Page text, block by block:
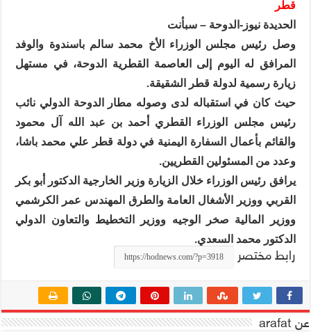
قطر
الحديدة نيوز-الدوحة – سبأنت
وصل رئيس مجلس الوزراء الأخ محمد سالم باسندوة والوفد
المرافق له اليوم إلى العاصمة القطرية الدوحة، في مستهل
زيارة رسمية لدولة قطر الشقيقة.
حيث كان في استقباله لدى وصوله مطار الدوحة الدولي نائب
رئيس مجلس الوزراء القطري أحمد بن عبد الله آل محمود
والقائم بأعمال السفارة اليمنية في دولة قطر علي محمد باشا،
وعدد من المسئولين القطريين.
يرافق رئيس الوزراء خلال الزيارة وزير الخارجية الدكتور أبو بكر
القربي ووزير الأشغال العامة والطرق المهندس عمر الكرشمي
ووزير المالية صخر الوجيه ووزير التخطيط والتعاون الدولي
الدكتور محمد السعدي.
رابط مختصر
عن arafat